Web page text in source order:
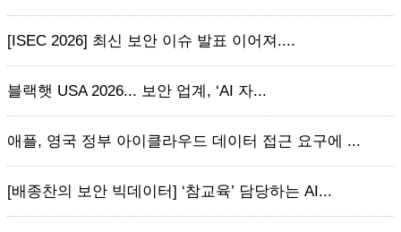
[ISEC 2026] 최신 보안 이슈 발표 이어져....
블랙햇 USA 2026... 보안 업계, ‘AI 자...
애플, 영국 정부 아이클라우드 데이터 접근 요구에 ...
[배종찬의 보안 빅데이터] ‘참교육’ 담당하는 AI...